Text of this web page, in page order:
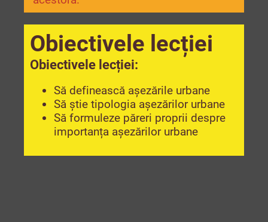
Obiectivele lecției
Obiectivele lecției:
Să definească așezările urbane
Să știe tipologia așezărilor urbane
Să formuleze păreri proprii despre
importanța așezărilor urbane